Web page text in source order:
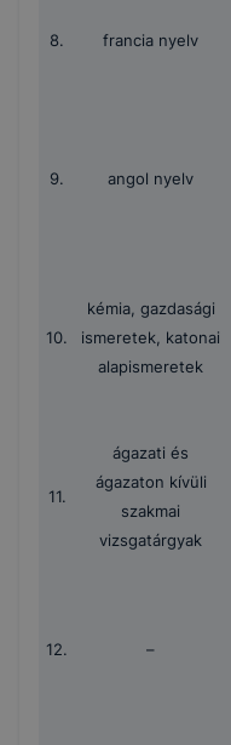
8. francia nyelv
9. angol nyelv
10.
kémia, gazdasági
ismeretek, katonai
alapismeretek
11.
ágazati és
ágazaton kívüli
szakmai
vizsgatárgyak
12. –